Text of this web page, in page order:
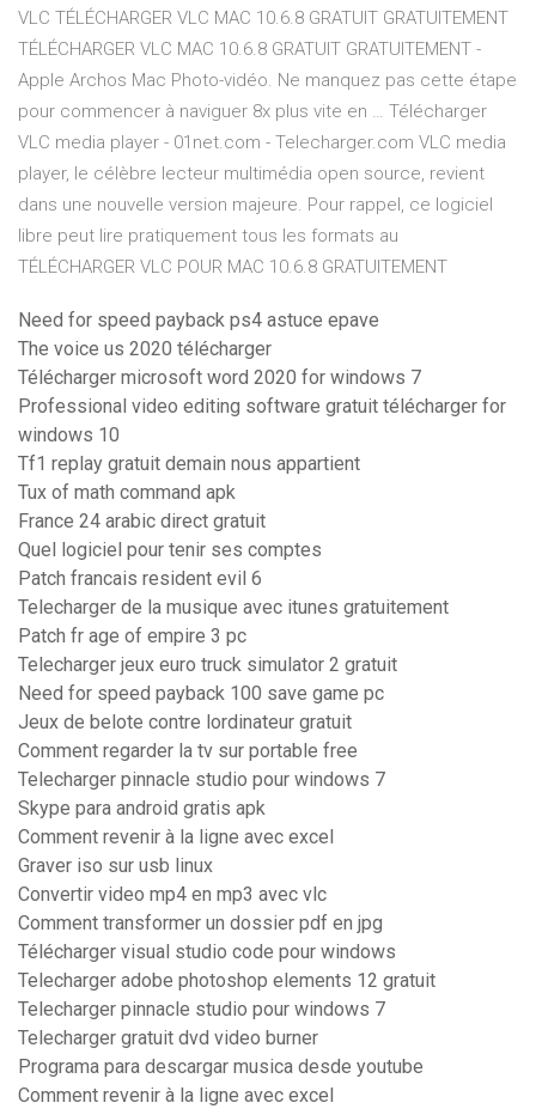
VLC TÉLÉCHARGER VLC MAC 10.6.8 GRATUIT GRATUITEMENT
TÉLÉCHARGER VLC MAC 10.6.8 GRATUIT GRATUITEMENT -
Apple Archos Mac Photo-vidéo. Ne manquez pas cette étape
pour commencer à naviguer 8x plus vite en … Télécharger
VLC media player - 01net.com - Telecharger.com VLC media
player, le célèbre lecteur multimédia open source, revient
dans une nouvelle version majeure. Pour rappel, ce logiciel
libre peut lire pratiquement tous les formats au
TÉLÉCHARGER VLC POUR MAC 10.6.8 GRATUITEMENT
Need for speed payback ps4 astuce epave
The voice us 2020 télécharger
Télécharger microsoft word 2020 for windows 7
Professional video editing software gratuit télécharger for
windows 10
Tf1 replay gratuit demain nous appartient
Tux of math command apk
France 24 arabic direct gratuit
Quel logiciel pour tenir ses comptes
Patch francais resident evil 6
Telecharger de la musique avec itunes gratuitement
Patch fr age of empire 3 pc
Telecharger jeux euro truck simulator 2 gratuit
Need for speed payback 100 save game pc
Jeux de belote contre lordinateur gratuit
Comment regarder la tv sur portable free
Telecharger pinnacle studio pour windows 7
Skype para android gratis apk
Comment revenir à la ligne avec excel
Graver iso sur usb linux
Convertir video mp4 en mp3 avec vlc
Comment transformer un dossier pdf en jpg
Télécharger visual studio code pour windows
Telecharger adobe photoshop elements 12 gratuit
Telecharger pinnacle studio pour windows 7
Telecharger gratuit dvd video burner
Programa para descargar musica desde youtube
Comment revenir à la ligne avec excel